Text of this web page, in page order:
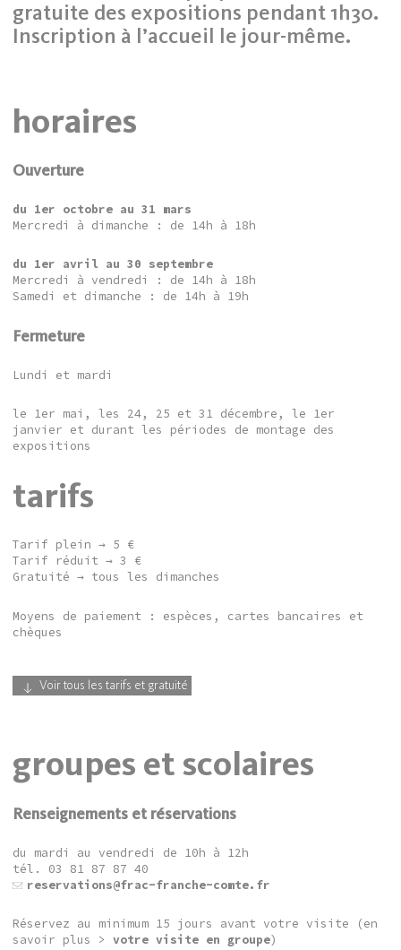
gratuite des expositions pendant 1h30.
Inscription à l’accueil le jour-même.
horaires
Ouverture
du 1er octobre au 31 mars
Mercredi à dimanche : de 14h à 18h
du 1er avril au 30 septembre
Mercredi à vendredi : de 14h à 18h
Samedi et dimanche : de 14h à 19h
Fermeture
Lundi et mardi
le 1er mai, les 24, 25 et 31 décembre, le 1er
janvier et durant les périodes de montage des
expositions
tarifs
Tarif plein → 5 €
Tarif réduit → 3 €
Gratuité → tous les dimanches
Moyens de paiement : espèces, cartes bancaires et
chèques
Voir tous les tarifs et gratuité
groupes et scolaires
Renseignements et réservations
du mardi au vendredi de 10h à 12h
tél. 03 81 87 87 40
reservations@frac-franche-comte.fr
Réservez au minimum 15 jours avant votre visite (en
savoir plus >votre visite en groupe)